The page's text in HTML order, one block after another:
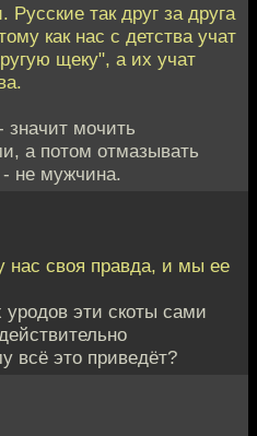
так друг за друга
как нас с детства учат
щеку", а их учат
мочить
а потом отмазывать
не мужчина.
нас своя правда, и мы ее
эти скоты сами
всё это приведёт?